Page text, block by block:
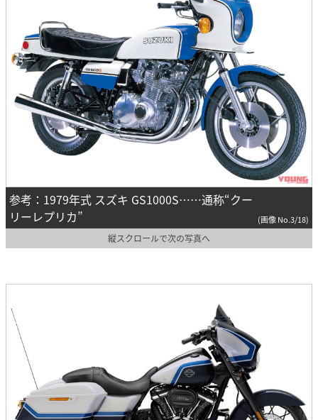
参考：1979年式 スズキ GS1000S……通称“クー
リーレプリカ”
(画像 No.3/18)
縦スクロールで次の写真へ